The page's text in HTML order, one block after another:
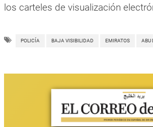
los carteles de visualización
POLICÍA BAJA VISIBILIDAD EMIRATOS ABU